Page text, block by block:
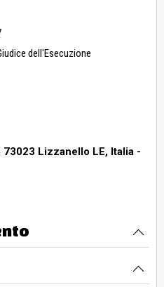
dell'Esecuzione
Lizzanello LE, Italia -